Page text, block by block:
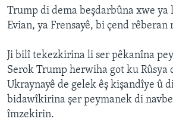
Trump di dema beşdarbûna xwe ya
Evian, ya Frensayê, bi çend rêberan
Ji bilî tekezkirina li ser pêkanîna
Serok Trump herwiha got ku Rûsya
Ukraynayê de gelek êş kişandîye û
bidawîkirina şer peymanek di
îmzekirin.